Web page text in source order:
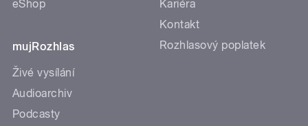
eShop
mujRozhlas
Živé vysílání
Audioarchiv
Podcasty
Kariéra
Kontakt
Rozhlasový poplatek